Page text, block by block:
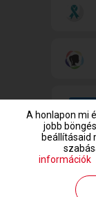
A honlapon mi
jobb
beállításaid
információk